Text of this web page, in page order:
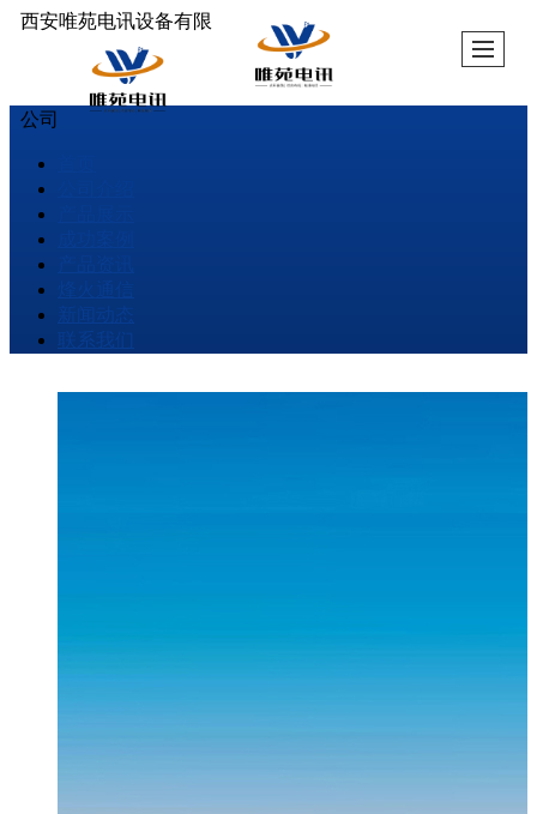
西安唯苑电讯设备有限
公司
新闻动态
联系我们